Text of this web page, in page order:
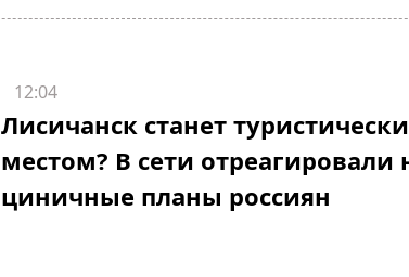
12:04
Лисичанск станет
местом? В сети отреагировали
циничные планы россиян